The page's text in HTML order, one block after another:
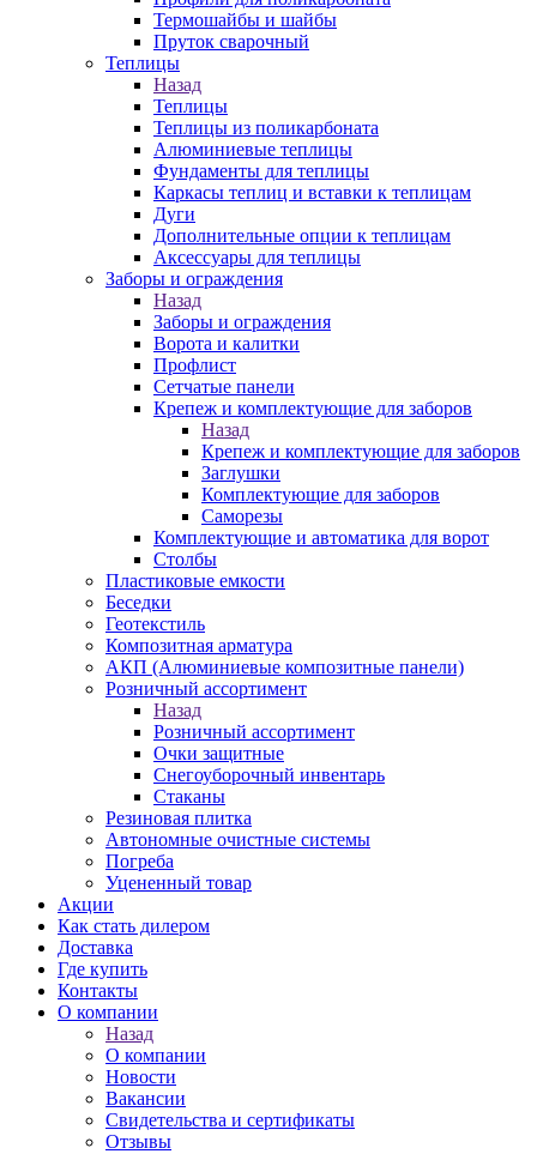
Термошайбы и шайбы
Пруток сварочный
Теплицы
Назад
Теплицы
Теплицы из поликарбоната
Алюминиевые теплицы
Фундаменты для теплицы
Каркасы теплиц и вставки к теплицам
Дуги
Дополнительные опции к теплицам
Аксессуары для теплицы
Заборы и ограждения
Назад
Заборы и ограждения
Ворота и калитки
Профлист
Сетчатые панели
Крепеж и комплектующие для заборов
Назад
Крепеж и комплектующие для заборов
Заглушки
Комплектующие для заборов
Саморезы
Комплектующие и автоматика для ворот
Столбы
Пластиковые емкости
Беседки
Геотекстиль
Композитная арматура
АКП (Алюминиевые композитные панели)
Розничный ассортимент
Назад
Розничный ассортимент
Очки защитные
Снегоуборочный инвентарь
Стаканы
Резиновая плитка
Автономные очистные системы
Погреба
Уцененный товар
Акции
Как стать дилером
Доставка
Где купить
Контакты
О компании
Назад
О компании
Новости
Вакансии
Свидетельства и сертификаты
Отзывы